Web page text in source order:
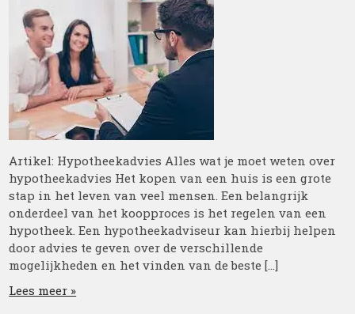
Artikel: Hypotheekadvies Alles wat je moet weten over
hypotheekadvies Het kopen van een huis is een grote
stap in het leven van veel mensen. Een belangrijk
onderdeel van het koopproces is het regelen van een
hypotheek. Een hypotheekadviseur kan hierbij helpen
door advies te geven over de verschillende
mogelijkheden en het vinden van de beste […]
Lees meer »